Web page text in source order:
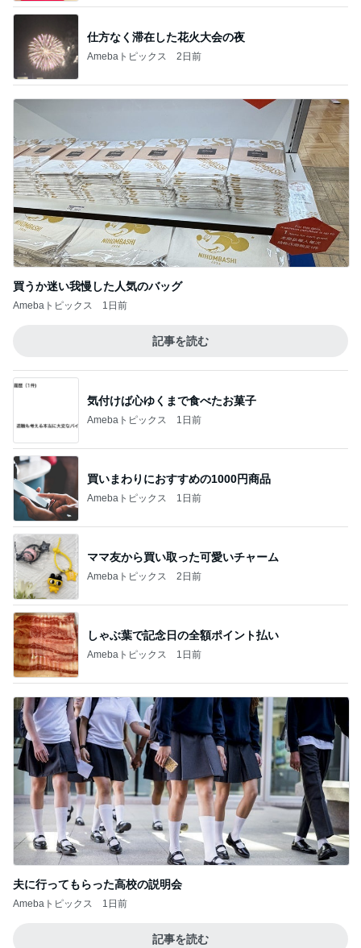
仕方なく滞在した花火大会の夜
Amebaトピックス 2日前
買うか迷い我慢した人気のバッグ
Amebaトピックス 1日前
記事を読む
気付けば心ゆくまで食べたお菓子
Amebaトピックス 1日前
買いまわりにおすすめの1000円商品
Amebaトピックス 1日前
ママ友から買い取った可愛いチャーム
Amebaトピックス 2日前
しゃぶ葉で記念日の全額ポイント払い
Amebaトピックス 1日前
夫に行ってもらった高校の説明会
Amebaトピックス 1日前
記事を読む